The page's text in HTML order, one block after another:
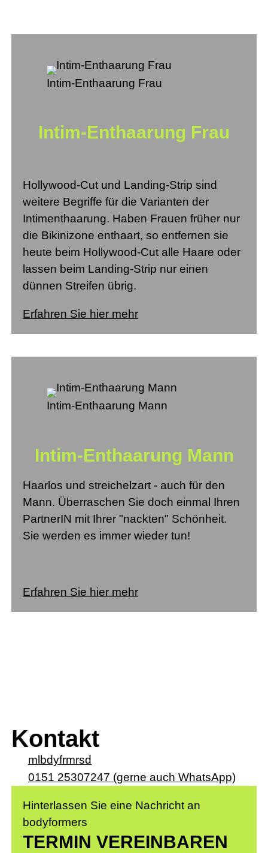
Intim-Enthaarung Frau
Intim-Enthaarung Frau
Hollywood-Cut und Landing-Strip sind
weitere Begriffe für die Varianten der
Intimenthaarung. Haben Frauen früher nur
die Bikinizone enthaart, so entfernen sie
heute beim Hollywood-Cut alle Haare oder
lassen beim Landing-Strip nur einen
dünnen Streifen übrig.
Erfahren Sie hier mehr
Intim-Enthaarung Mann
Intim-Enthaarung Mann
Haarlos und streichelzart - auch für den
Mann. Überraschen Sie doch einmal Ihren
PartnerIN mit Ihrer "nackten" Schönheit.
Sie werden es immer wieder tun!
Erfahren Sie hier mehr
Kontakt
m bdyfrmrsd
0151 25307247 (gerne auch WhatsApp)
Hinterlassen Sie eine Nachricht an
bodyformers
TERMIN VEREINBAREN